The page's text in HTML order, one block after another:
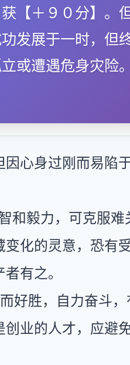
【＋９０分】。
发展于一时，但
或遭遇危身灾险
心身过刚而易陷
和毅力，可克服难
化的灵意，恐有
有之。
好胜，自力奋斗
业的人才，应避